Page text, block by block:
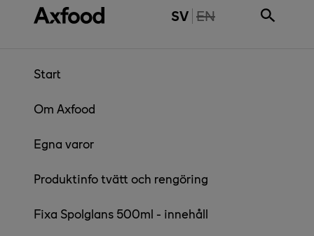
Gå direkt till innehåll SV THE PAGE IS NOT
EN
Start
Om Axfood
Egna varor
Produktinfo tvätt och rengöring
Fixa Spolglans 500ml - innehåll